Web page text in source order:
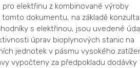
elektřinu z kombinované výroby
tomto dokumentu, na základě
s elektřinou, jsou uvedené
úprav bioplynových stanic na
jednotek v pásmu vysokého
vypočteny za předpokladu dodávky